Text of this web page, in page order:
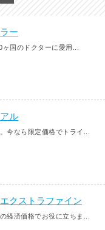
ー
国のドクターに愛用...
ル
今なら限定価格でトライ...
クストラファイン
経済価格でお役に立ちま...